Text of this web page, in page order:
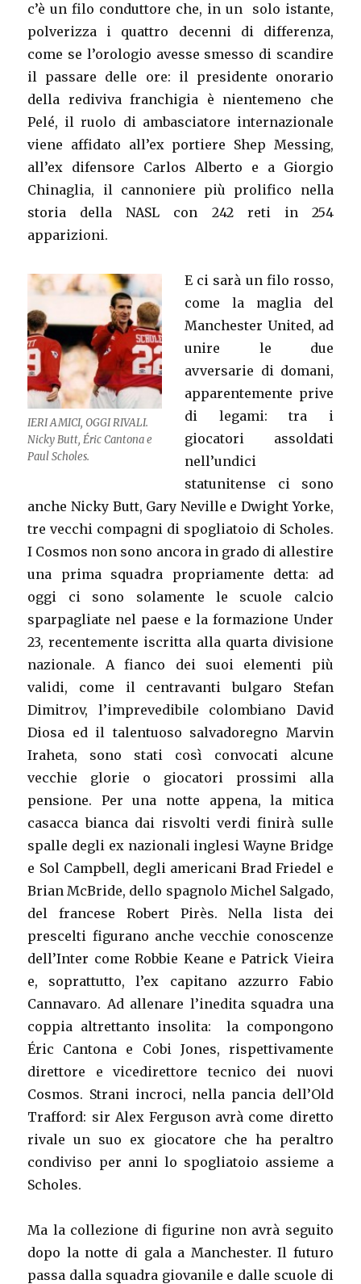
c’è un filo conduttore che, in un solo istante,
polverizza i quattro decenni di differenza,
come se l’orologio avesse smesso di scandire
il passare delle ore: il presidente onorario
della rediviva franchigia è nientemeno che
Pelé, il ruolo di ambasciatore internazionale
viene affidato all’ex portiere Shep Messing,
all’ex difensore Carlos Alberto e a Giorgio
Chinaglia, il cannoniere più prolifico nella
storia della NASL con 242 reti in 254
apparizioni.
IERI AMICI, OGGI RIVALI.
Nicky Butt, Éric Cantona e
Paul Scholes.
E ci sarà un filo rosso,
come la maglia del
Manchester United, ad
unire le due
avversarie di domani,
apparentemente prive
di legami: tra i
giocatori assoldati
nell’undici
statunitense ci sono
anche Nicky Butt, Gary Neville e Dwight Yorke,
tre vecchi compagni di spogliatoio di Scholes.
I Cosmos non sono ancora in grado di allestire
una prima squadra propriamente detta: ad
oggi ci sono solamente le scuole calcio
sparpagliate nel paese e la formazione Under
23, recentemente iscritta alla quarta divisione
nazionale. A fianco dei suoi elementi più
validi, come il centravanti bulgaro Stefan
Dimitrov, l’imprevedibile colombiano David
Diosa ed il talentuoso salvadoregno Marvin
Iraheta, sono stati così convocati alcune
vecchie glorie o giocatori prossimi alla
pensione. Per una notte appena, la mitica
casacca bianca dai risvolti verdi finirà sulle
spalle degli ex nazionali inglesi Wayne Bridge
e Sol Campbell, degli americani Brad Friedel e
Brian McBride, dello spagnolo Michel Salgado,
del francese Robert Pirès. Nella lista dei
prescelti figurano anche vecchie conoscenze
dell’Inter come Robbie Keane e Patrick Vieira
e, soprattutto, l’ex capitano azzurro Fabio
Cannavaro. Ad allenare l’inedita squadra una
coppia altrettanto insolita: la compongono
Éric Cantona e Cobi Jones, rispettivamente
direttore e vicedirettore tecnico dei nuovi
Cosmos. Strani incroci, nella pancia dell’Old
Trafford: sir Alex Ferguson avrà come diretto
rivale un suo ex giocatore che ha peraltro
condiviso per anni lo spogliatoio assieme a
Scholes.
Ma la collezione di figurine non avrà seguito
dopo la notte di gala a Manchester. Il futuro
passa dalla squadra giovanile e dalle scuole di